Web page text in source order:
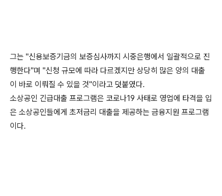
그는 "신용보증기금의 보증심사까지 시중은행에서 일괄적으로 진
행한다"며 "신청 규모에 따라 다르겠지만 상당히 많은 양의 대출
이 바로 이뤄질 수 있을 것"이라고 덧붙였다.
소상공인 긴급대출 프로그램은 코로나19 사태로 영업에 타격을 입
은 소상공인들에게 초저금리 대출을 제공하는 금융지원 프로그램
이다.